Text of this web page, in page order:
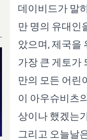
데이비드가 말
만 명의 유대인
았으며, 제국을
가장 큰 게토가
만의 모든 어린
이 아우슈비츠
상이나 했겠는
그리고 오늘날